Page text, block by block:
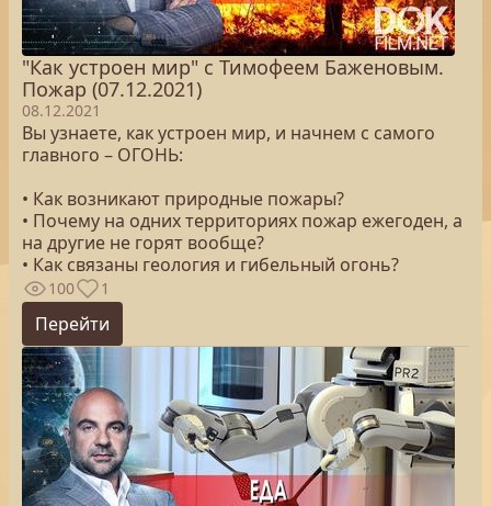
"Как устроен мир" с Тимофеем Баженовым.
Пожар (07.12.2021)
08.12.2021
Вы узнаете, как устроен мир, и начнем с самого
главного – ОГОНЬ:
• Как возникают природные пожары?
• Почему на одних территориях пожар ежегоден, а
на другие не горят вообще?
• Как связаны геология и гибельный огонь?
100 1
Перейти